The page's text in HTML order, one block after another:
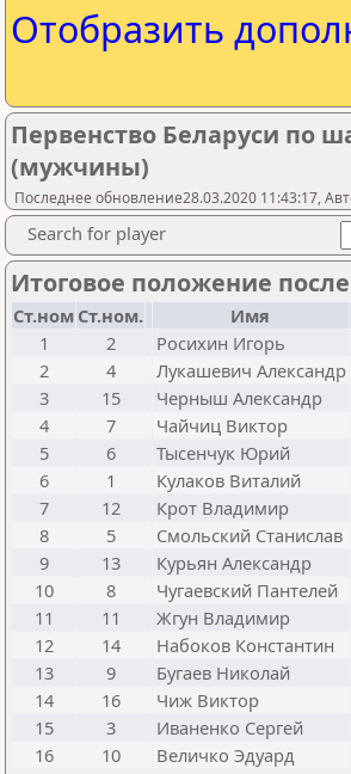
Отобразить
Первенство Беларуси по
(мужчины)
Последнее обновление28.03.2020 11:43:17,
Search for player
Итоговое положение
Ст.ном Ст.ном. Имя
1
2 Росихин Игорь
2
4 Лукашевич Александр
3
15 Черныш Александр
4
7 Чайчиц Виктор
5
6 Тысенчук Юрий
6
1 Кулаков Виталий
7
12 Крот Владимир
8
5 Смольский Станислав
9
13 Курьян Александр
10
8 Чугаевский Пантелей
11
11 Жгун Владимир
12
14 Набоков Константин
13
9 Бугаев Николай
14
16 Чиж Виктор
15
3 Иваненко Сергей
16
10 Величко Эдуард